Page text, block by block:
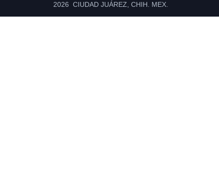
2026 CIUDAD JUÁREZ, CHIH. MEX.